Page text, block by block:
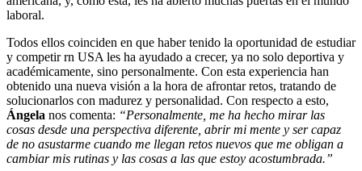
laboral.
Todos ellos coinciden en que haber tenido la oportunidad de estudiar
y competir rn USA les ha ayudado a crecer, ya no solo deportiva y
académicamente, sino personalmente. Con esta experiencia han
obtenido una nueva visión a la hora de afrontar retos, tratando de
solucionarlos con madurez y personalidad. Con respecto a esto,
Ángela nos comenta: “Personalmente, me ha hecho mirar las
cosas desde una perspectiva diferente, abrir mi mente y ser capaz
de no asustarme cuando me llegan retos nuevos que me obligan a
cambiar mis rutinas y las cosas a las que estoy acostumbrada.”